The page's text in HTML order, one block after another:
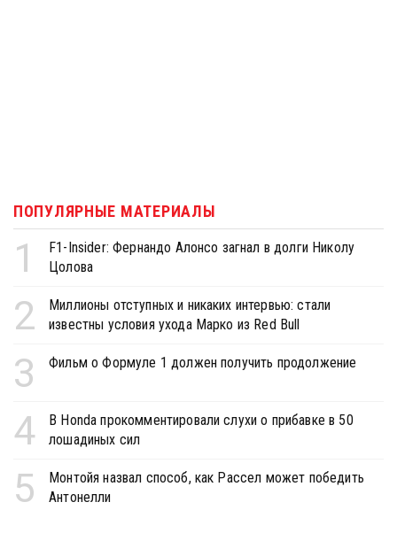
ПОПУЛЯРНЫЕ МАТЕРИАЛЫ
1
F1-Insider: Фернандо Алонсо загнал в долги Николу
Цолова
2
Миллионы отступных и никаких интервью: стали
известны условия ухода Марко из Red Bull
3 Фильм о Формуле 1 должен получить продолжение
4
В Honda прокомментировали слухи о прибавке в 50
лошадиных сил
5
Монтойя назвал способ, как Рассел может победить
Антонелли